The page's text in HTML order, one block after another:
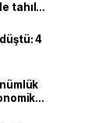
tahıl
4